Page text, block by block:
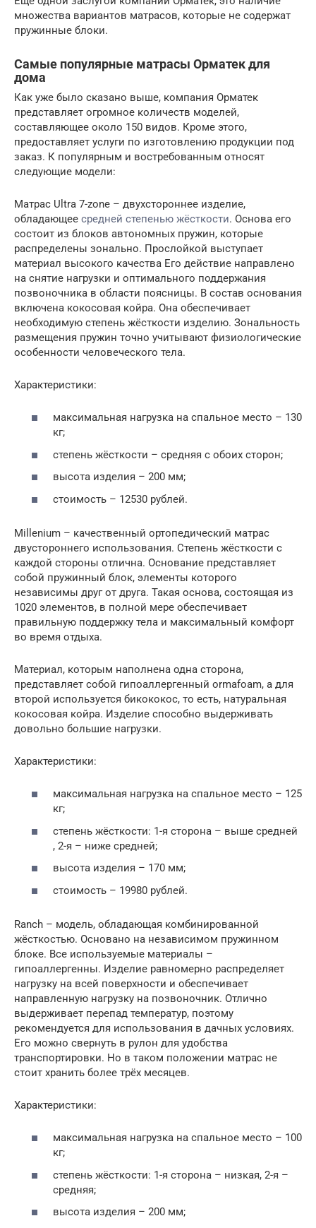
множества вариантов матрасов, которые не содержат
пружинные блоки.
Самые популярные матрасы Орматек для
дома
Как уже было сказано выше, компания Орматек
представляет огромное количеств моделей,
составляющее около 150 видов. Кроме этого,
предоставляет услуги по изготовлению продукции под
заказ. К популярным и востребованным относят
следующие модели:
Матрас Ultra 7-zone – двухстороннее изделие,
обладающее средней степенью жёсткости. Основа его
состоит из блоков автономных пружин, которые
распределены зонально. Прослойкой выступает
материал высокого качества Его действие направлено
на снятие нагрузки и оптимального поддержания
позвоночника в области поясницы. В состав основания
включена кокосовая койра. Она обеспечивает
необходимую степень жёсткости изделию. Зональность
размещения пружин точно учитывают физиологические
особенности человеческого тела.
Характеристики:
максимальная нагрузка на спальное место – 130
кг;
степень жёсткости – средняя с обоих сторон;
высота изделия – 200 мм;
стоимость – 12530 рублей.
Millenium – качественный ортопедический матрас
двустороннего использования. Степень жёсткости с
каждой стороны отлична. Основание представляет
собой пружинный блок, элементы которого
независимы друг от друга. Такая основа, состоящая из
1020 элементов, в полной мере обеспечивает
правильную поддержку тела и максимальный комфорт
во время отдыха.
Материал, которым наполнена одна сторона,
представляет собой гипоаллергенный ormafoam, а для
второй используется бикококос, то есть, натуральная
кокосовая койра. Изделие способно выдерживать
довольно большие нагрузки.
Характеристики:
максимальная нагрузка на спальное место – 125
кг;
степень жёсткости: 1-я сторона – выше средней
, 2-я – ниже средней;
высота изделия – 170 мм;
стоимость – 19980 рублей.
Ranch – модель, обладающая комбинированной
жёсткостью. Основано на независимом пружинном
блоке. Все используемые материалы –
гипоаллергенны. Изделие равномерно распределяет
нагрузку на всей поверхности и обеспечивает
направленную нагрузку на позвоночник. Отлично
выдерживает перепад температур, поэтому
рекомендуется для использования в дачных условиях.
Его можно свернуть в рулон для удобства
транспортировки. Но в таком положении матрас не
стоит хранить более трёх месяцев.
Характеристики:
максимальная нагрузка на спальное место – 100
кг;
степень жёсткости: 1-я сторона – низкая, 2-я –
средняя;
высота изделия – 200 мм;